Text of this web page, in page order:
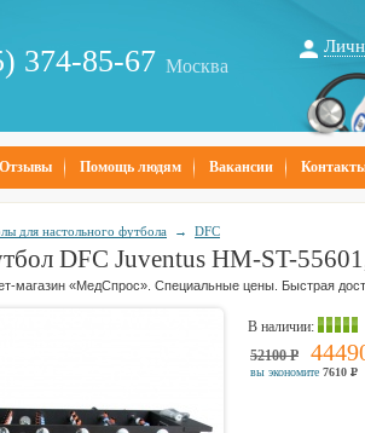
374-85-67 Москва
Отзывы Помощь людям Вакансии
для настольного футбола → DFC
DFC Juventus HM-ST-
магазин «МедСпрос». Специальные цены. Быстрая
В наличии:
52100 Р
вы экономите 7610 Р